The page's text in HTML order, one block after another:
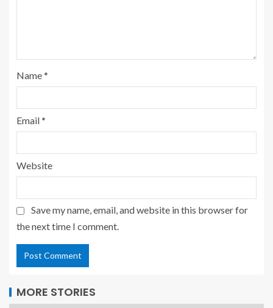
Name*
Email*
Website
Save my name, email, and website in this browser for
the next time I comment.
MORE STORIES